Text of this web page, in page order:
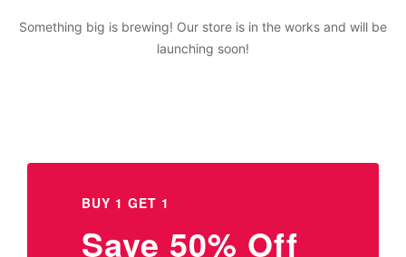
Something big is brewing! Our store is in the works and will be
launching soon!
BUY 1 GET 1
Save 50% Off